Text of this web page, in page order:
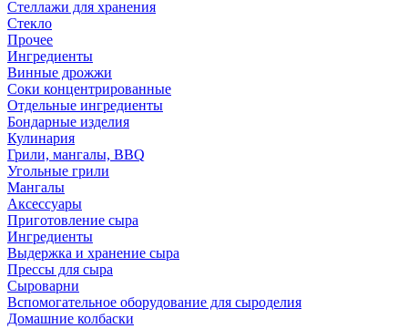
Стеллажи для хранения
Стекло
Прочее
Ингредиенты
Винные дрожжи
Соки концентрированные
Отдельные ингредиенты
Бондарные изделия
Кулинария
Грили, мангалы, BBQ
Угольные грили
Мангалы
Аксессуары
Приготовление сыра
Ингредиенты
Выдержка и хранение сыра
Прессы для сыра
Сыроварни
Вспомогательное оборудование для сыроделия
Домашние колбаски